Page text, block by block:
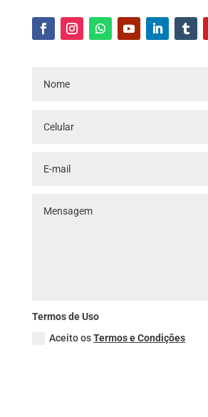
Termos de Uso
Aceito osTermos e Condições